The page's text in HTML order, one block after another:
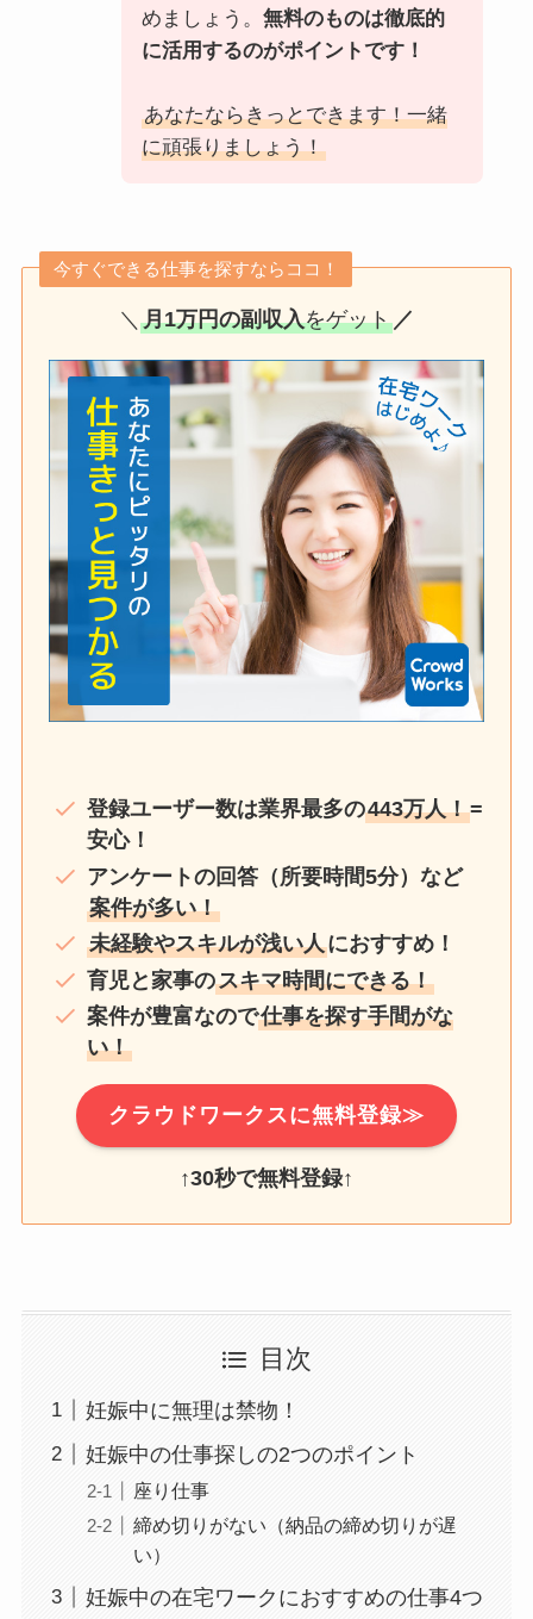
めましょう。 無料のものは徹底的
に活用するのがポイントです！
あなたならきっとできます！一緒
に頑張りましょう！
今すぐできる仕事を探すならココ！
＼ 月1万円の副収入をゲット ／
登録ユーザー数は業界最多の443万人！=
安心！
アンケートの回答（所要時間5分）など
案件が多い！
未経験やスキルが浅い人におすすめ！
育児と家事のスキマ時間にできる！
案件が豊富なので仕事を探す手間がな
い！
クラウドワークスに無料登録≫
↑30秒で無料登録↑
目次
妊娠中に無理は禁物！
妊娠中の仕事探しの2つのポイント
座り仕事
締め切りがない（納品の締め切りが遅
い）
妊娠中の在宅ワークにおすすめの仕事4つ